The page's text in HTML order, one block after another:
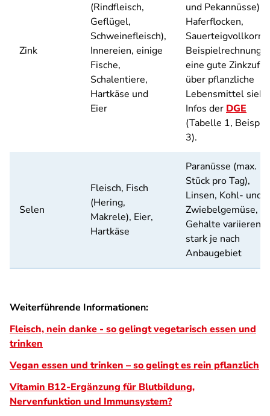
Zink
(Rindfleisch,
Geflügel,
Schweinefleisch),
Innereien, einige
Fische,
Schalentiere,
Hartkäse und
Eier
und Pekannüsse),
Haferflocken,
Beispielrechnung
eine gute
über pflanzliche
Lebensmittel siehe
Infos der DGE
(Tabelle 1, Beispiel
3).
Selen
Fleisch, Fisch
(Hering,
Makrele), Eier,
Hartkäse
Paranüsse (max. 1
Stück pro Tag),
Linsen, Kohl- und
Zwiebelgemüse,
Gehalte variieren
stark je nach
Anbaugebiet
Weiterführende Informationen:
Fleisch, nein danke - so gelingt vegetarisch essen und
trinken
Vegan essen und trinken – so gelingt es rein pflanzlich
Vitamin B12-Ergänzung für Blutbildung,
Nervenfunktion und Immunsystem?